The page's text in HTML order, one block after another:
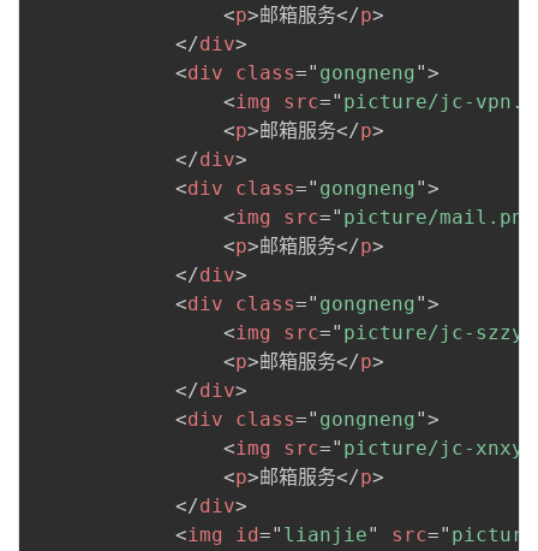
<p>邮箱服务</p>
</div>
<div class=" gongneng ">
<img src=" picture/jc-
<p>邮箱服务</p>
</div>
<div class=" gongneng ">
<img src=" picture/mail.png
<p>邮箱服务</p>
</div>
<div class=" gongneng ">
<img src=" picture/jc-
<p>邮箱服务</p>
</div>
<div class=" gongneng ">
<img src=" picture/jc-
<p>邮箱服务</p>
</div>
<img id=" lianjie" src="